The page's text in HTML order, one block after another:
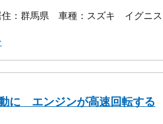
：群馬県 車種：スズキ イグニ
に エンジンが高速回転する